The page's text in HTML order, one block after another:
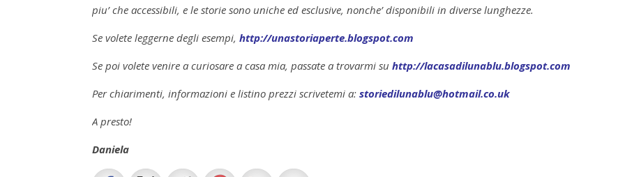
piu’ che accessibili, e le storie sono uniche ed esclusive, nonche’ disponibili in diverse lunghezze.
Se volete leggerne degli esempi, http://unastoriaperte.blogspot.com
Se poi volete venire a curiosare a casa mia, passate a trovarmi su http://lacasadilunablu.blogspot.com
Per chiarimenti, informazioni e listino prezzi scrivetemi a: storiedilunablu@hotmail.co.uk
A presto!
Daniela